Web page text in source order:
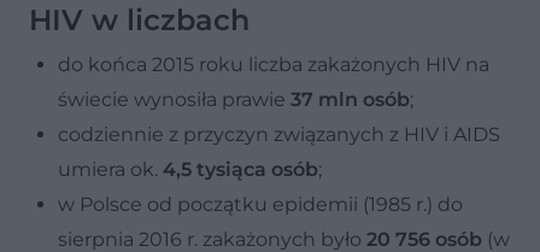
HIV w liczbach
do końca 2015 roku liczba zakażonych HIV na
świecie wynosiła prawie 37 mln osób;
codziennie z przyczyn związanych z HIV i AIDS
umiera ok. 4,5 tysiąca osób;
w Polsce od początku epidemii (1985 r.) do
sierpnia 2016 r. zakażonych było 20 756 osób (w